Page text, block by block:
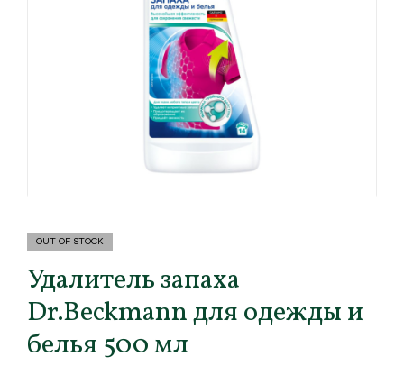
OUT OF STOCK
Удалитель запаха
Dr.Beckmann для одежды и
белья 500 мл